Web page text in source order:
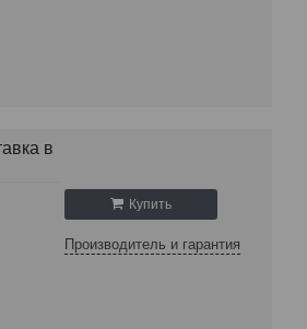
Купить
Производитель и гарантия
в